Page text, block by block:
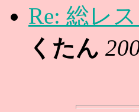
Re: 総レ
くたん